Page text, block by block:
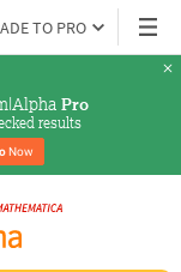
TO PRO
Pro
results
Now